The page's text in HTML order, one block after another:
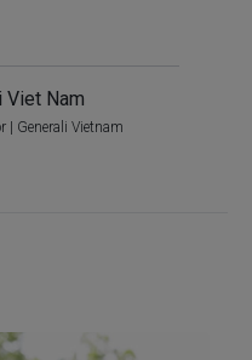
Viet Nam
| Generali Vietnam